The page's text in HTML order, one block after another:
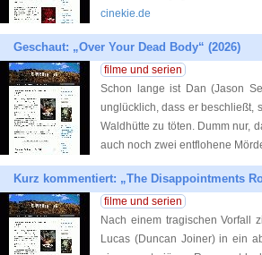
cinekie.de
Geschaut: „Over Your Dead Body“ (2026)
filme und serien
Schon lange ist Dan (Jason
unglücklich, dass er beschließt,
Waldhütte zu töten. Dumm nur,
auch noch zwei entflohene
Kurz kommentiert: „The Disappointments
filme und serien
Nach einem tragischen Vorfall
Lucas (Duncan Joiner) in ein